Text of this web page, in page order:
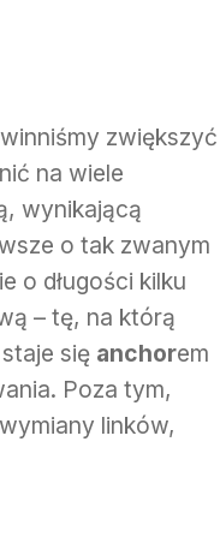
zwiększyć
na wiele
wynikającą
o tak zwanym
o długości kilku
– tę, na którą
się anchorem
Poza tym,
linków,